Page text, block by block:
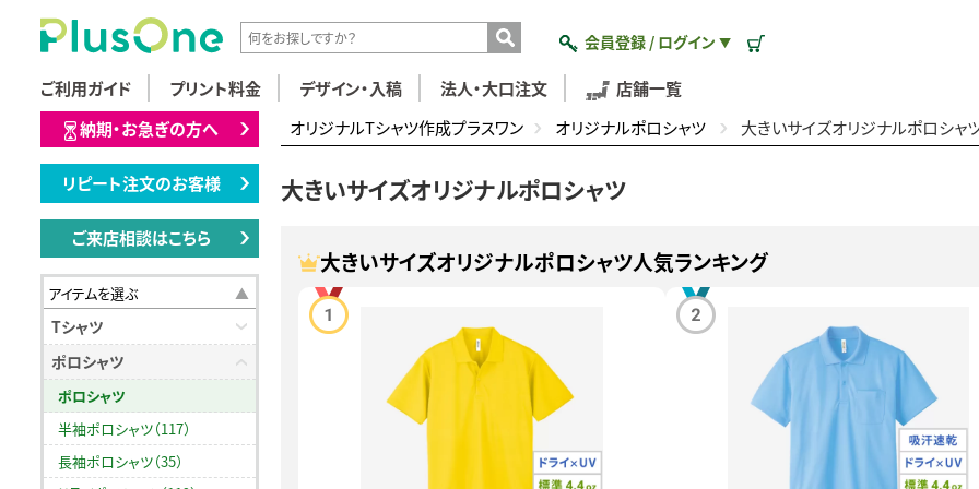
会員登録 / ログイン ▼
ご利用ガイド プリント料金 デザイン・入稿 法人・大口注文
店舗一覧
納期・お急ぎの方へ
リピート注文のお客様
ご来店相談はこちら
アイテムを選ぶ
Tシャツ
ポロシャツ
ポロシャツ
半袖ポロシャツ（117）
長袖ポロシャツ（35）
オリジナルTシャツ作成プラスワン オリジナルポロシャツ 大きいサイズオリジナルポロシャ
大きいサイズオリジナルポロシャツ
大きいサイズオリジナルポロシャツ人気ランキング